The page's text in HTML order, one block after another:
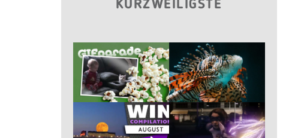
KURZWEILIGSTE